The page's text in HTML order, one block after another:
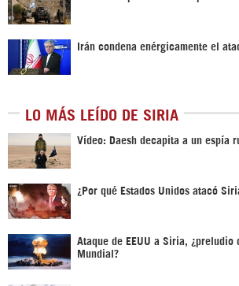
Irán condena enérgicamente el
LO MÁS LEÍDO DE SIRIA
Vídeo: Daesh decapita a un espía
¿Por qué Estados Unidos atacó
Ataque de EEUU a Siria, ¿preludio
Mundial?